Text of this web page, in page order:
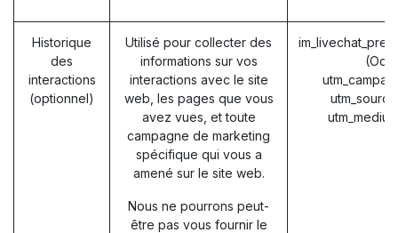
Historique
des
interactions
(optionnel)
Utilisé pour collecter des
informations sur vos
interactions avec le site
web, les pages que vous
avez vues, et toute
campagne de marketing
spécifique qui vous a
amené sur le site web.
Nous ne pourrons peut-
être pas vous fournir le